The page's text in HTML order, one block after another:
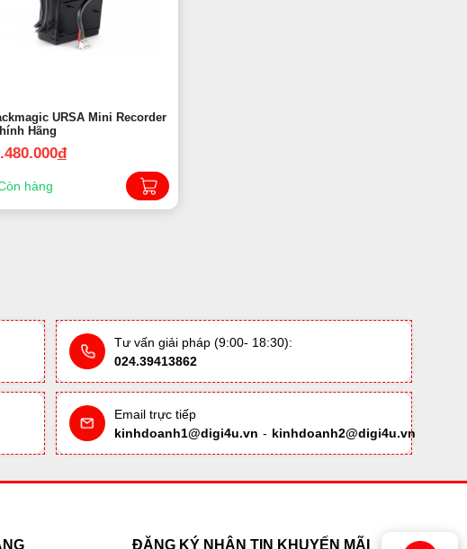
URSA Mini Recorder
Hãng
đ
hàng
Tư vấn giải pháp (9:00- 18:30):
024.39413862
Email trực tiếp
kinhdoanh1@digi4u.vn - kinhdoanh2@digi4u.vn
ĐĂNG KÝ NHẬN TIN KHUYẾN MÃI